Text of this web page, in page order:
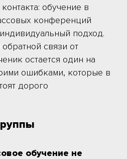
обучение в
конференций
подход.
связи от
остается один на
ошибками, которые в
дорого
обучение не